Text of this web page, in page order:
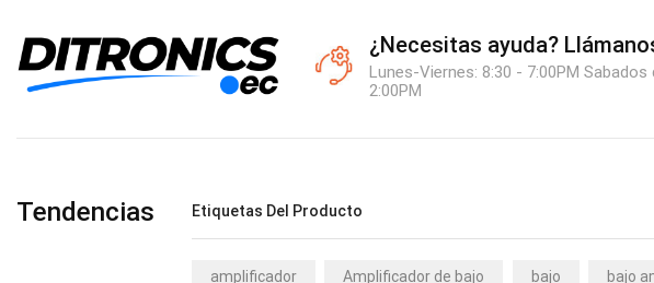
¿Necesitas ayuda?
Lunes-Viernes: 8:30 - 7:00PM Sabados
2:00PM
Tendencias Etiquetas Del Producto
amplificador Amplificador de bajo bajo bajo